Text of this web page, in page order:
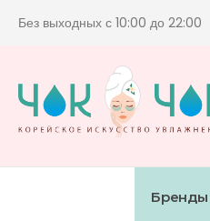
Без выходных с 10:00 до 22:00
Бренды